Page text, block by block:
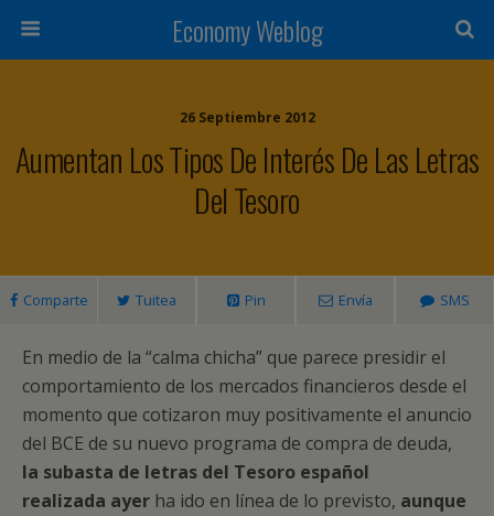
Economy Weblog
26 Septiembre 2012
Aumentan Los Tipos De Interés De Las Letras
Del Tesoro
Comparte Tuitea Pin Envía SMS
En medio de la “calma chicha” que parece presidir el
comportamiento de los mercados financieros desde el
momento que cotizaron muy positivamente el anuncio
del BCE de su nuevo programa de compra de deuda,
la subasta de letras del Tesoro español
realizada ayer ha ido en línea de lo previsto, aunque